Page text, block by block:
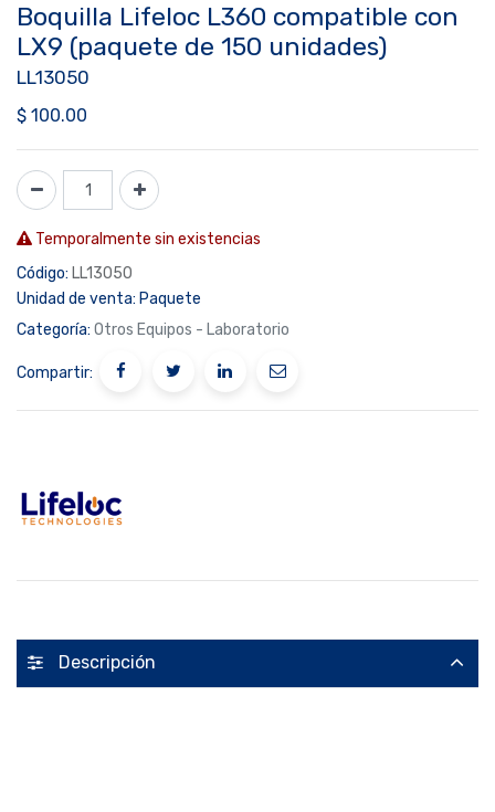
Boquilla Lifeloc L360 compatible con
LX9 (paquete de 150 unidades)
LL13050
$ 100.00
Temporalmente sin existencias
Código: LL13050
Unidad de venta: Paquete
Categoría: Otros Equipos - Laboratorio
Compartir:
Descripción